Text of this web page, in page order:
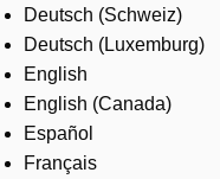
Where to buy
Contact us
Careers
Deutsch (Schweiz)
Deutsch (Luxemburg)
English
English (Canada)
Español
Français